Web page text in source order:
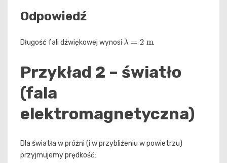
Odpowiedź
Długość fali dźwiękowej wynosi
λ m
.
Przykład 2 – światło
(fala
elektromagnetyczna)
Dla światła w próżni (i w przybliżeniu w powietrzu)
przyjmujemy prędkość: